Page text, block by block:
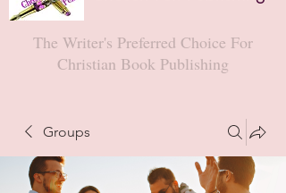
The Writer's Preferred Choice For
Christian Book Publishing
Groups